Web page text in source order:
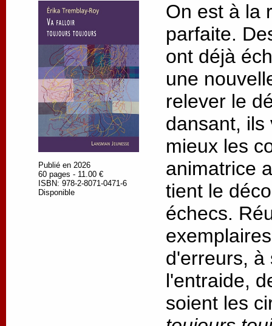
Publié en 2026
60 pages - 11.00 €
ISBN: 978-2-8071-0471-6
Disponible
On est à la
parfaite.
ont déjà
une
relever le
dansant, ils
mieux les
animatrice
tient le
échecs.
d'erreurs, à
l'entraide,
soient les